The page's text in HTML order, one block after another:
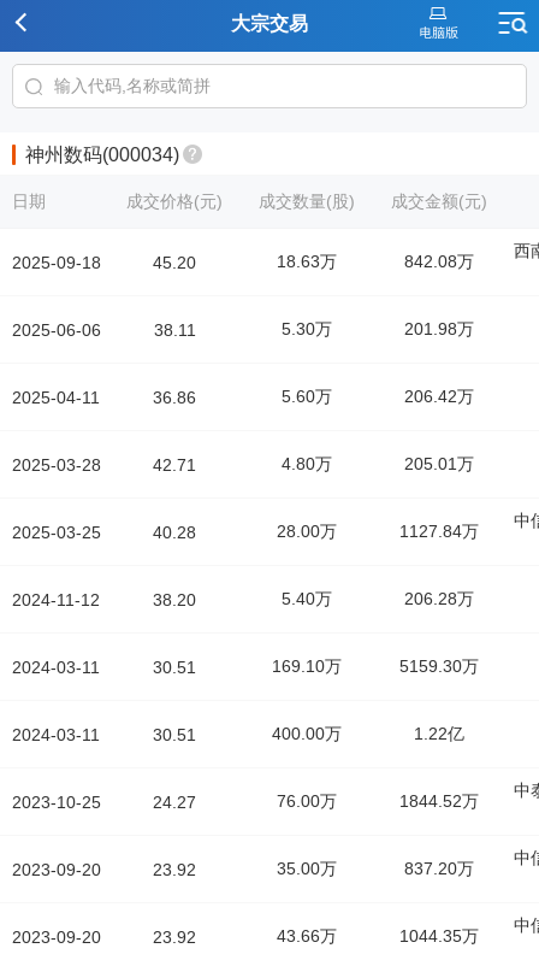
大宗交易
神州数码(000034)
日期
2025-09-18
2025-06-06
2025-04-11
2025-03-28
2025-03-25
2024-11-12
2024-03-11
2024-03-11
2023-10-25
2023-09-20
2023-09-20
成交价格(元) 成交数量(股) 成交金额(元)
45.20 18.63万 842.08万
西
38.11 5.30万 201.98万
36.86 5.60万 206.42万
42.71 4.80万 205.01万
40.28 28.00万 1127.84万
中
38.20 5.40万 206.28万
30.51 169.10万 5159.30万
30.51 400.00万 1.22亿
24.27 76.00万 1844.52万
中
23.92 35.00万 837.20万
中
23.92 43.66万 1044.35万
中